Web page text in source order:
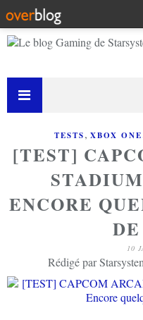
TESTS, XBOX ONE
[TEST]
ENCORE
10
Rédigé par